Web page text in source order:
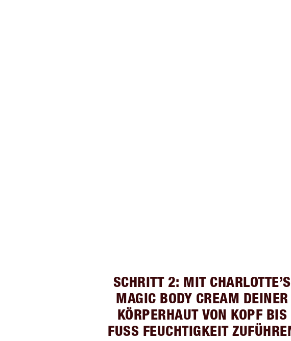
SCHRITT 2: MIT CHARLOTTE’S
MAGIC BODY CREAM DEINER
KÖRPERHAUT VON KOPF BIS
FUSS FEUCHTIGKEIT ZUFÜHREN